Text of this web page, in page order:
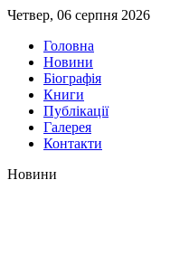
Четвер, 06 серпня 2026
Головна
Новини
Біографія
Книги
Публікації
Галерея
Контакти
Новини